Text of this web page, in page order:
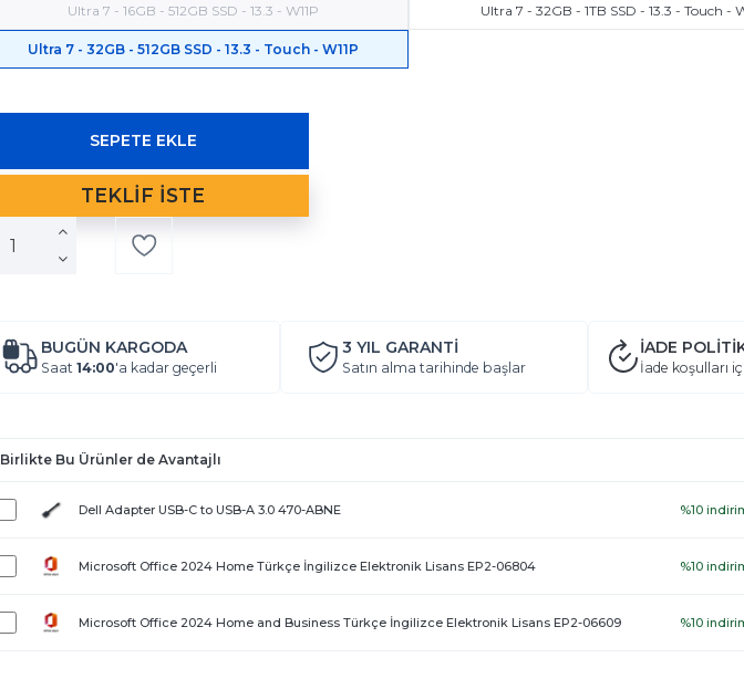
Ultra 7 - 16GB - 512GB SSD - 13.3 - W11P Ultra 7 - 32GB - 1TB SSD - 13.3 - Touch -
Ultra 7 - 32GB - 512GB SSD - 13.3 - Touch - W11P
BUGÜN KARGODA
Saat 14:00'a kadar geçerli
3 YIL GARANTİ
Satın alma tarihinde başlar
İADE
İade koşulları
Birlikte Bu Ürünler de Avantajlı
Dell Adapter USB-C to USB-A 3.0 470-ABNE %10
Microsoft Office 2024 Home Türkçe İngilizce Elektronik Lisans EP2-06804 %10
Microsoft Office 2024 Home and Business Türkçe İngilizce Elektronik Lisans EP2-06609 %10